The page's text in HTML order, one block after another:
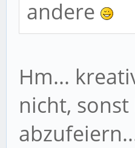
andere
Hm...
nicht,